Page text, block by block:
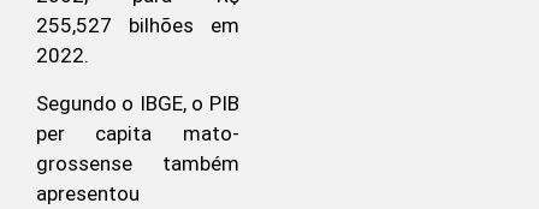
255,527 bilhões em
2022.
Segundo o IBGE, o PIB
per capita mato-
grossense também
apresentou